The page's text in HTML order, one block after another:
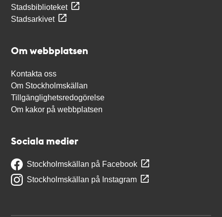
Stadsbiblioteket
Stadsarkivet
Om webbplatsen
Kontakta oss
Om Stockholmskällan
Tillgänglighetsredogörelse
Om kakor på webbplatsen
Sociala medier
Stockholmskällan på Facebook
Stockholmskällan på Instagram